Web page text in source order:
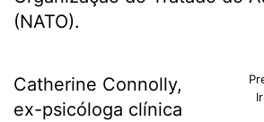
(NATO).
Catherine Connolly,
ex-psicóloga clínica